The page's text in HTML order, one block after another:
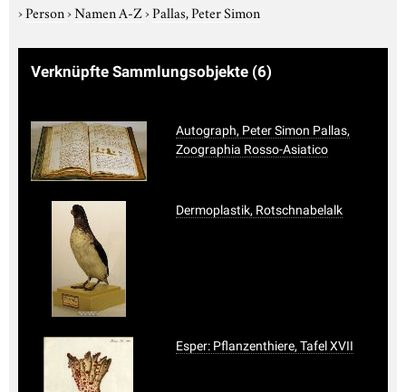
›Person›Namen A-Z›Pallas, Peter Simon
Verknüpfte Sammlungsobjekte (6)
Autograph, Peter Simon Pallas,
Zoographia Rosso-Asiatico
Dermoplastik, Rotschnabelalk
Esper: Pflanzenthiere, Tafel XVII